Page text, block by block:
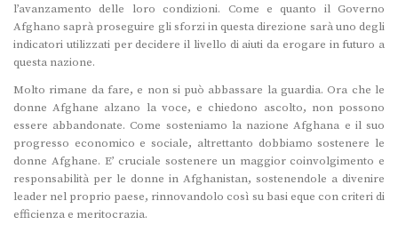
l’avanzamento delle loro condizioni. Come e quanto il Governo
Afghano saprà proseguire gli sforzi in questa direzione sarà uno degli
indicatori utilizzati per decidere il livello di aiuti da erogare in futuro a
questa nazione.
Molto rimane da fare, e non si può abbassare la guardia. Ora che le
donne Afghane alzano la voce, e chiedono ascolto, non possono
essere abbandonate. Come sosteniamo la nazione Afghana e il suo
progresso economico e sociale, altrettanto dobbiamo sostenere le
donne Afghane. E’ cruciale sostenere un maggior coinvolgimento e
responsabilità per le donne in Afghanistan, sostenendole a divenire
leader nel proprio paese, rinnovandolo così su basi eque con criteri di
efficienza e meritocrazia.